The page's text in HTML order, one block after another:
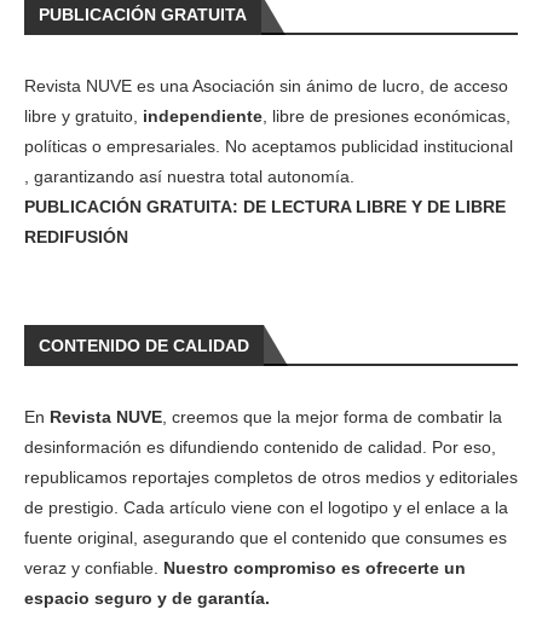
PUBLICACIÓN GRATUITA
Revista NUVE es una Asociación sin ánimo de lucro, de acceso
libre y gratuito, independiente , libre de presiones económicas,
políticas o empresariales. No aceptamos publicidad institucional
, garantizando así nuestra total autonomía.
PUBLICACIÓN GRATUITA: DE LECTURA LIBRE Y DE LIBRE
REDIFUSIÓN
CONTENIDO DE CALIDAD
En Revista NUVE , creemos que la mejor forma de combatir la
desinformación es difundiendo contenido de calidad. Por eso,
republicamos reportajes completos de otros medios y editoriales
de prestigio. Cada artículo viene con el logotipo y el enlace a la
fuente original, asegurando que el contenido que consumes es
veraz y confiable. Nuestro compromiso es ofrecerte un
espacio seguro y de garantía.